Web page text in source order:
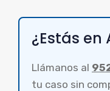
¿Estás
Llámanos al
tu caso sin